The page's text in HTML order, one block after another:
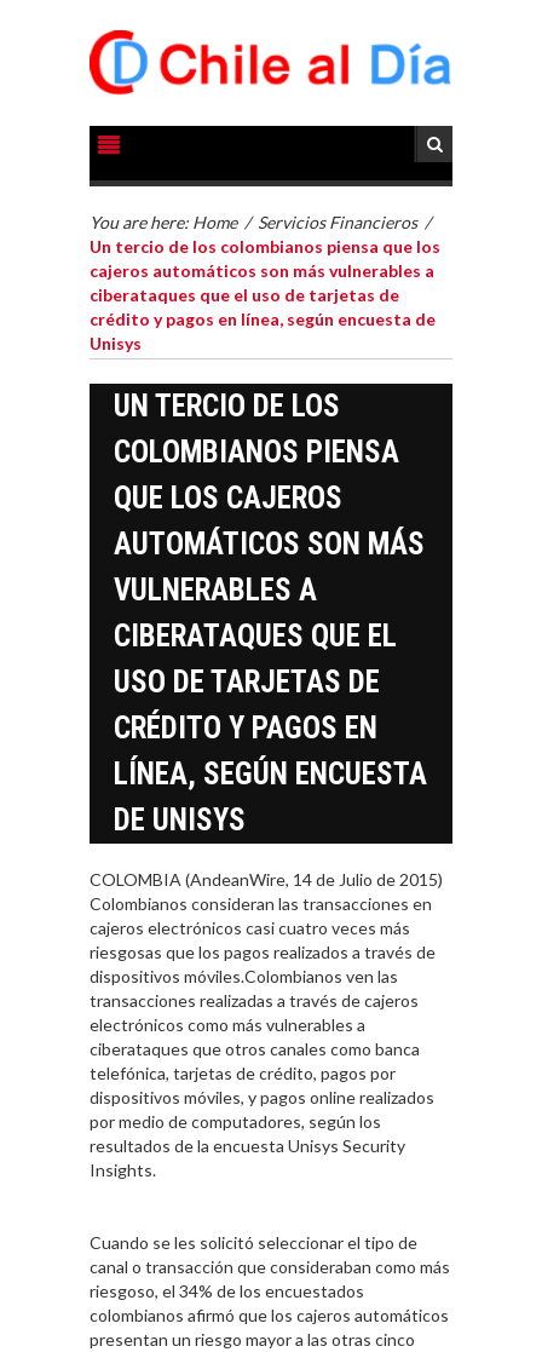
You are here: Home / Servicios Financieros /
Un tercio de los colombianos piensa que los
cajeros automáticos son más vulnerables a
ciberataques que el uso de tarjetas de
crédito y pagos en línea, según encuesta de
Unisys
UN TERCIO DE LOS
COLOMBIANOS PIENSA
QUE LOS CAJEROS
AUTOMÁTICOS SON MÁS
VULNERABLES A
CIBERATAQUES QUE EL
USO DE TARJETAS DE
CRÉDITO Y PAGOS EN
LÍNEA, SEGÚN ENCUESTA
DE UNISYS
COLOMBIA (AndeanWire, 14 de Julio de 2015)
Colombianos consideran las transacciones en
cajeros electrónicos casi cuatro veces más
riesgosas que los pagos realizados a través de
dispositivos móviles.Colombianos ven las
transacciones realizadas a través de cajeros
electrónicos como más vulnerables a
ciberataques que otros canales como banca
telefónica, tarjetas de crédito, pagos por
dispositivos móviles, y pagos online realizados
por medio de computadores, según los
resultados de la encuesta Unisys Security
Insights.
Cuando se les solicitó seleccionar el tipo de
canal o transacción que consideraban como más
riesgoso, el 34% de los encuestados
colombianos afirmó que los cajeros automáticos
presentan un riesgo mayor a las otras cinco